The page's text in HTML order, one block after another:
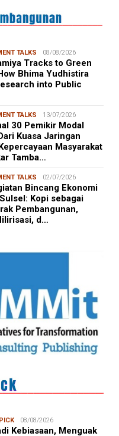
TALKS 08/08/2026
Tracks to Green
Bhima Yudhistira
into Public
TALKS 13/07/2026
30 Pemikir Modal
Kuasa Jaringan
Masyarakat
Tamba…
TALKS 02/07/2026
Bincang Ekonomi
Kopi sebagai
Pembangunan,
d…
08/08/2026
Kebiasaan, Menguak